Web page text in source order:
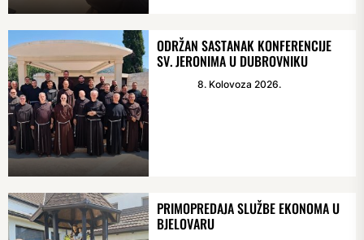
ODRŽAN SASTANAK KONFERENCIJE
SV. JERONIMA U DUBROVNIKU
8. Kolovoza 2026.
PRIMOPREDAJA SLUŽBE EKONOMA U
BJELOVARU